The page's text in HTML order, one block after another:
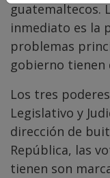
guatemaltecos.
inmediato es la
problemas
gobierno tienen
Los tres
Legislativo y
dirección de
República, las
tienen son